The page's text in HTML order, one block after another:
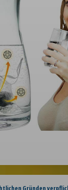
Gründen